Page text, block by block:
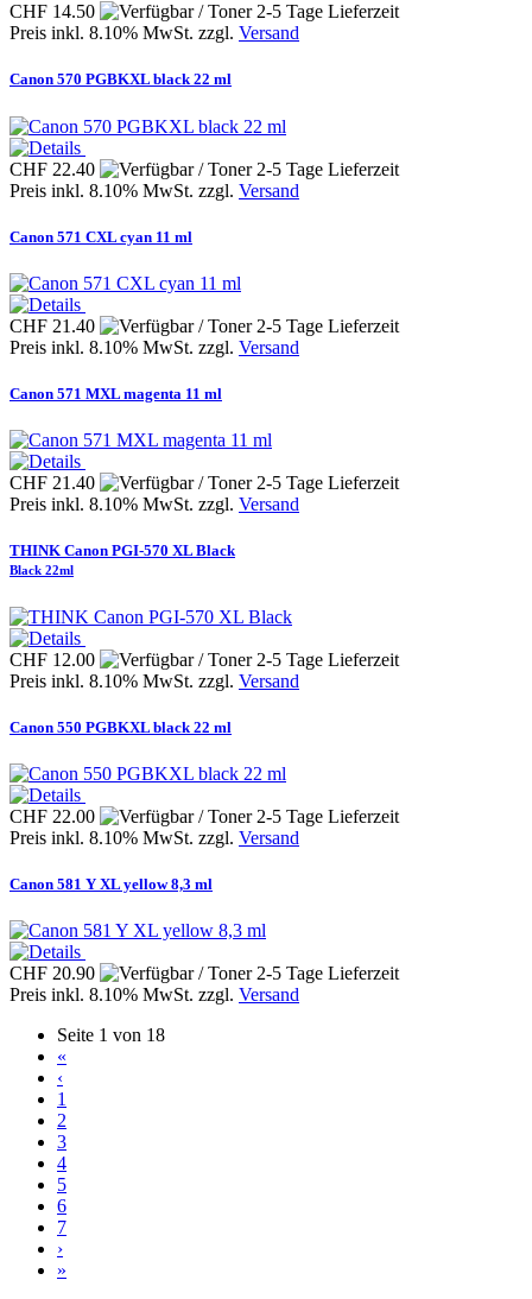
CHF 14.50
Preis inkl. 8.10% MwSt. zzgl. Versand
Canon 570 PGBKXL black 22 ml
CHF 22.40
Preis inkl. 8.10% MwSt. zzgl. Versand
Canon 571 CXL cyan 11 ml
CHF 21.40
Preis inkl. 8.10% MwSt. zzgl. Versand
Canon 571 MXL magenta 11 ml
CHF 21.40
Preis inkl. 8.10% MwSt. zzgl. Versand
THINK Canon PGI-570 XL Black
Black 22ml
CHF 12.00
Preis inkl. 8.10% MwSt. zzgl. Versand
Canon 550 PGBKXL black 22 ml
CHF 22.00
Preis inkl. 8.10% MwSt. zzgl. Versand
Canon 581 Y XL yellow 8,3 ml
CHF 20.90
Preis inkl. 8.10% MwSt. zzgl. Versand
Seite 1 von 18
«
‹
1
2
3
4
5
6
7
›
»